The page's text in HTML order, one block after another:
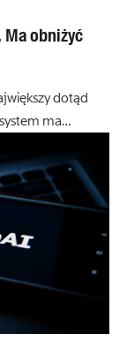
Ma obniżyć
dotąd
ma…